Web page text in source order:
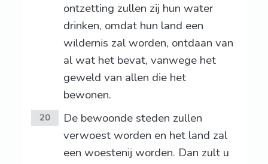
ontzetting zullen zij hun water
drinken, omdat hun land een
wildernis zal worden, ontdaan van
al wat het bevat, vanwege het
geweld van allen die het
bewonen.
20
De bewoonde steden zullen
verwoest worden en het land zal
een woestenij worden. Dan zult u